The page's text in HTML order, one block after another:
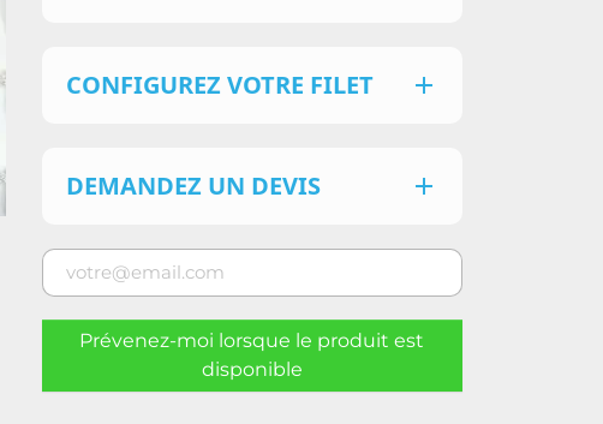
CONFIGUREZ VOTRE FILET 
DEMANDEZ UN DEVIS 
Prévenez-moi lorsque le produit est
disponible